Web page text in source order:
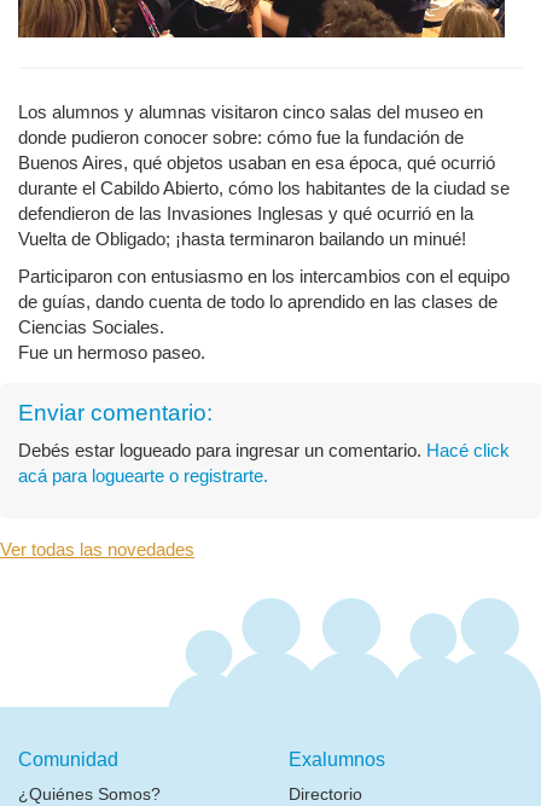
Los alumnos y alumnas visitaron cinco salas del museo en
donde pudieron conocer sobre: cómo fue la fundación de
Buenos Aires, qué objetos usaban en esa época, qué ocurrió
durante el Cabildo Abierto, cómo los habitantes de la ciudad se
defendieron de las Invasiones Inglesas y qué ocurrió en la
Vuelta de Obligado; ¡hasta terminaron bailando un minué!
Participaron con entusiasmo en los intercambios con el equipo
de guías, dando cuenta de todo lo aprendido en las clases de
Ciencias Sociales.
Fue un hermoso paseo.
Enviar comentario:
Debés estar logueado para ingresar un comentario. Hacé click
acá para loguearte o registrarte.
Ver todas las novedades
Comunidad
¿Quiénes Somos?
Exalumnos
Directorio